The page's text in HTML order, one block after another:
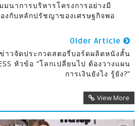
มนาการบริหารโครงการอย่างมี
งกับหลักปรัชญาของเศรษฐกิจพอ
Older Article
ข่าวจัดประกวดสตอรี่บอร์ดผลิตหนังสั้น
หัวข้อ “โลกเปลี่ยนไป ต้องวางแผน
การเงินยังไง รู้ยัง?”
View More